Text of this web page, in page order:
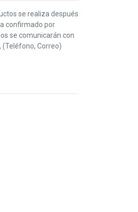
se realiza después
confirmado por
se comunicarán con
Correo)